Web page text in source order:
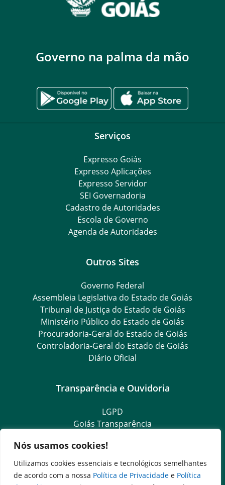
Nós usamos cookies!
Utilizamos cookies essenciais e tecnológicos semelhantes
de acordo com a nossa Política de Privacidade e Política
Governo na palma da mão
Serviços
Expresso Goiás
Expresso Aplicações
Expresso Servidor
SEI Governadoria
Cadastro de Autoridades
Escola de Governo
Agenda de Autoridades
Outros Sites
Governo Federal
Assembleia Legislativa do Estado de Goiás
Tribunal de Justiça do Estado de Goiás
Ministério Público do Estado de Goiás
Procuradoria-Geral do Estado de Goiás
Controladoria-Geral do Estado de Goiás
Diário Oficial
Transparência e Ouvidoria
LGPD
Goiás Transparência
Ouvidoria Setorial
SIC – Serviço de Informação ao Cidadão
e-SIC – Serviço Eletrônico de Informação ao Cidadão